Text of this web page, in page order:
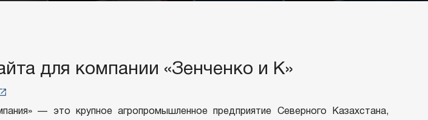
для компании «Зенченко и К»
— это крупное агропромышленное предприятие Северного Казахстана,